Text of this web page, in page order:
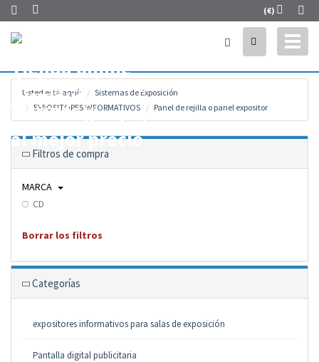
(€)
Usted está aquí:
Sistemas de Exposición
EXPOSITORES INFORMATIVOS
Panel de rejilla o panel expositor
Filtros de compra
MARCA
CD
Borrar los filtros
Categorías
expositores informativos para salas de exposición
Pantalla digital publicitaria